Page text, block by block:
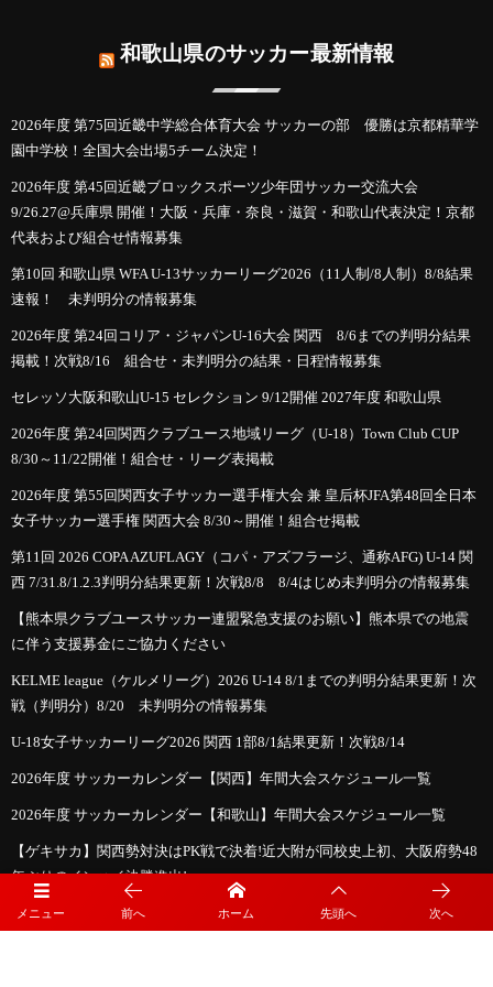
メニュー 前へ ホーム 先頭へ 次へ
和歌山県のサッカー最新情報
2026年度 第75回近畿中学総合体育大会 サッカーの部 優勝は京都精華学
園中学校！全国大会出場5チーム決定！
2026年度 第45回近畿ブロックスポーツ少年団サッカー交流大会
9/26.27@兵庫県 開催！大阪・兵庫・奈良・滋賀・和歌山代表決定！京都
代表および組合せ情報募集
第10回 和歌山県 WFA U-13サッカーリーグ2026（11人制/8人制）8/8結果
速報！ 未判明分の情報募集
2026年度 第24回コリア・ジャパンU-16大会 関西 8/6までの判明分結果
掲載！次戦8/16 組合せ・未判明分の結果・日程情報募集
セレッソ大阪和歌山U-15 セレクション 9/12開催 2027年度 和歌山県
2026年度 第24回関西クラブユース地域リーグ（U-18）Town Club CUP
8/30～11/22開催！組合せ・リーグ表掲載
2026年度 第55回関西女子サッカー選手権大会 兼 皇后杯JFA第48回全日本
女子サッカー選手権 関西大会 8/30～開催！組合せ掲載
第11回 2026 COPA AZUFLAGY（コパ・アズフラージ、通称AFG) U-14 関
西 7/31.8/1.2.3判明分結果更新！次戦8/8 8/4はじめ未判明分の情報募集
【熊本県クラブユースサッカー連盟緊急支援のお願い】熊本県での地震
に伴う支援募金にご協力ください
KELME league（ケルメリーグ）2026 U-14 8/1までの判明分結果更新！次
戦（判明分）8/20 未判明分の情報募集
U-18女子サッカーリーグ2026 関西 1部8/1結果更新！次戦8/14
2026年度 サッカーカレンダー【関西】年間大会スケジュール一覧
2026年度 サッカーカレンダー【和歌山】年間大会スケジュール一覧
【ゲキサカ】関西勢対決はPK戦で決着!近大附が同校史上初、大阪府勢48
年ぶりのインハイ決勝進出!
2026年度 第77回和歌山県中学校総合体育大会・サッカー競技 優勝は近畿